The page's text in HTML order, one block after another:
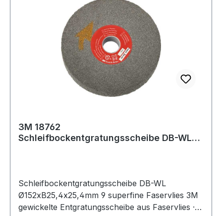
3M 18762
Schleifbockentgratungsscheibe DB-WL
Schleifbockentgratungsscheibe DB-WL
Ø152xB25,4x25,4mm 9 superfine Faservlies 3M
gewickelte Entgratungsscheibe aus Faservlies ·